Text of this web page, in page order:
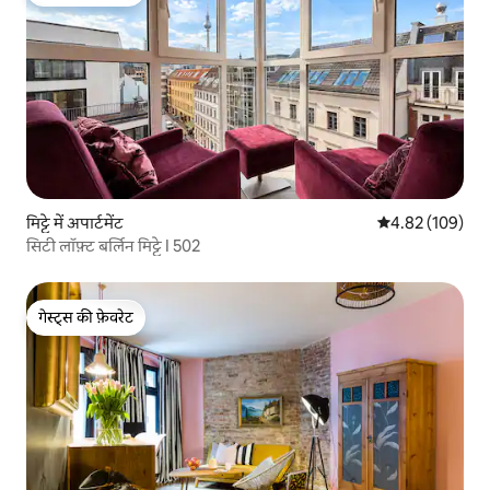
मिट्टे में अपार्टमेंट औसत रेटिंग 5 में से
4.82 (109)
सिटी लॉफ़्ट बर्लिन मिट्टे I 502
गेस्ट्स की फ़ेवरेट
गेस्ट्स की फ़ेवरेट